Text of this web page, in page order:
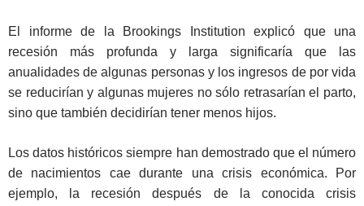
El informe de la Brookings Institution explicó que una
recesión más profunda y larga significaría que las
anualidades de algunas personas y los ingresos de por vida
se reducirían y algunas mujeres no sólo retrasarían el parto,
sino que también decidirían tener menos hijos.
Los datos históricos siempre han demostrado que el número
de nacimientos cae durante una crisis económica. Por
ejemplo, la recesión después de la conocida crisis